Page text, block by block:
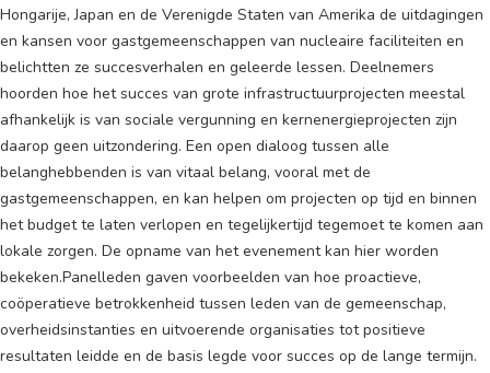
Hongarije, Japan en de Verenigde Staten van Amerika de uitdagingen
en kansen voor gastgemeenschappen van nucleaire faciliteiten en
belichtten ze succesverhalen en geleerde lessen. Deelnemers
hoorden hoe het succes van grote infrastructuurprojecten meestal
afhankelijk is van sociale vergunning en kernenergieprojecten zijn
daarop geen uitzondering. Een open dialoog tussen alle
belanghebbenden is van vitaal belang, vooral met de
gastgemeenschappen, en kan helpen om projecten op tijd en binnen
het budget te laten verlopen en tegelijkertijd tegemoet te komen aan
lokale zorgen. De opname van het evenement kan hier worden
bekeken.Panelleden gaven voorbeelden van hoe proactieve,
coöperatieve betrokkenheid tussen leden van de gemeenschap,
overheidsinstanties en uitvoerende organisaties tot positieve
resultaten leidde en de basis legde voor succes op de lange termijn.